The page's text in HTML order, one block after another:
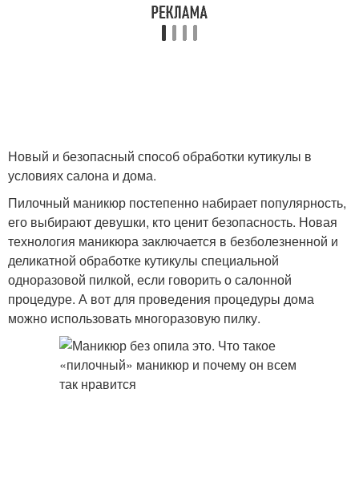
Новый и безопасный способ обработки кутикулы в
условиях салона и дома.
Пилочный маникюр постепенно набирает популярность,
его выбирают девушки, кто ценит безопасность. Новая
технология маникюра заключается в безболезненной и
деликатной обработке кутикулы специальной
одноразовой пилкой, если говорить о салонной
процедуре. А вот для проведения процедуры дома
можно использовать многоразовую пилку.